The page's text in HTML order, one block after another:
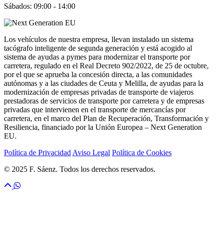
Sábados: 09:00 - 14:00
Los vehículos de nuestra empresa, llevan instalado un sistema
tacógrafo inteligente de segunda generación y está acogido al
sistema de ayudas a pymes para modernizar el transporte por
carretera, regulado en el Real Decreto 902/2022, de 25 de octubre,
por el que se aprueba la concesión directa, a las comunidades
autónomas y a las ciudades de Ceuta y Melilla, de ayudas para la
modernización de empresas privadas de transporte de viajeros
prestadoras de servicios de transporte por carretera y de empresas
privadas que intervienen en el transporte de mercancías por
carretera, en el marco del Plan de Recuperación, Transformación y
Resiliencia, financiado por la Unión Europea – Next Generation
EU.
Política de Privacidad Aviso Legal Política de Cookies
© 2025 F. Sáenz. Todos los derechos reservados.